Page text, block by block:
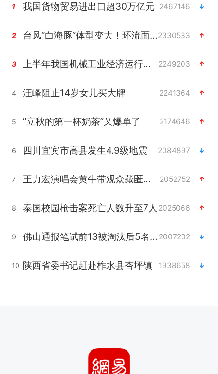
1 我国货物贸易进出口超30万亿元 2467146
2 台风“白海豚”体型变大！环流面积接近13个浙江那么大2330533
3 上半年我国机械工业经济运行稳中有进 2249203
4 汪峰阻止14岁女儿买大牌 2241364
5 “立秋的第一杯奶茶”又爆单了 2174646
6 四川宜宾市高县发生4.9级地震 2084897
7 王力宏演唱会黄牛带观众藏匿被查获 2052752
8 泰国校园枪击案死亡人数升至7人 2025066
9 佛山通报笔试前13被淘汰后5名进体检 2007202
10 陕西省委书记赶赴柞水县杏坪镇 1938658